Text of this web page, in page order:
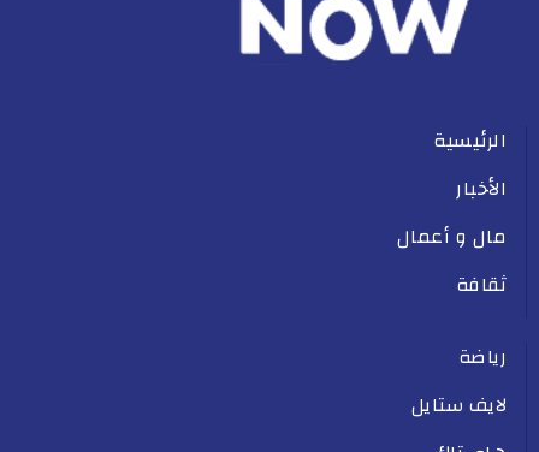
الرئيسية
الأخبار
مال و أعمال
ثقافة
رياضة
لايف ستايل